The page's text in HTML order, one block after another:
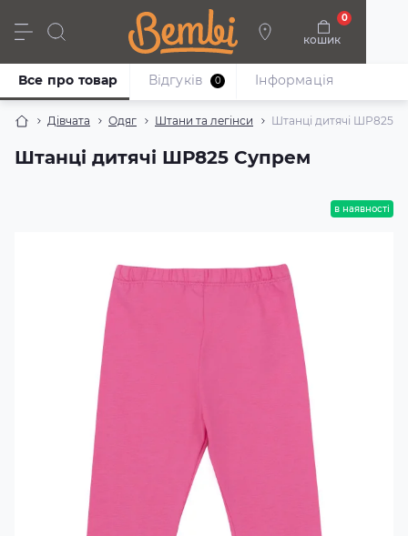
кошик
0
Дівчата Хлопці Немовлята Взуття
Дівчата Одяг Штани та легінси Штанці дитячі ШР825
Штанці дитячі ШР825 Супрем
Все про товар Відгуків 0 Iнформація
в наявності